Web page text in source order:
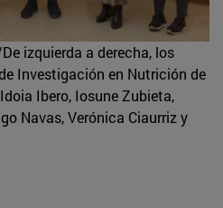
izquierda a derecha, los
Investigación en Nutrición de
Ibero, Iosune Zubieta,
Navas, Verónica Ciaurriz y